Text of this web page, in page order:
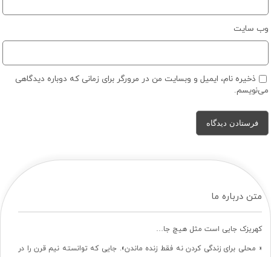
وب‌ سایت
ذخیره نام، ایمیل و وبسایت من در مرورگر برای زمانی که دوباره دیدگاهی
می‌نویسم.
متن درباره ما
کهریزک جایی است مثل هیچ جا…
« محلی برای زندگی کردن نه فقط زنده ماندن». جایی که توانسته نیم قرن را در